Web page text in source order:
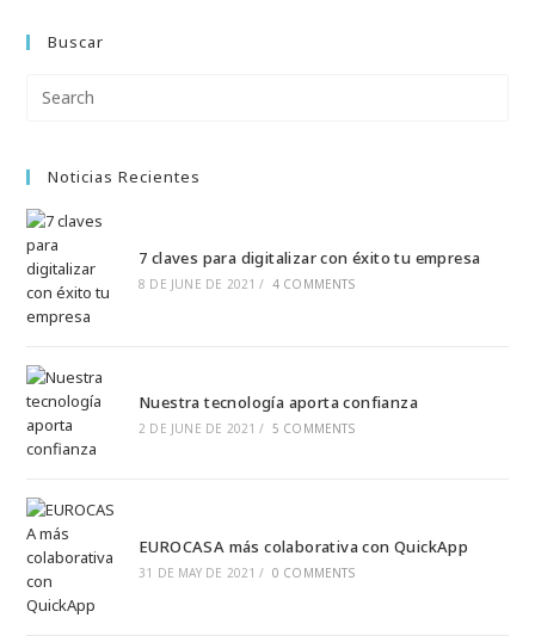
Buscar
Noticias Recientes
7 claves para digitalizar con éxito tu empresa
8 DE JUNE DE 2021 / 4 COMMENTS
Nuestra tecnología aporta confianza
2 DE JUNE DE 2021 / 5 COMMENTS
EUROCASA más colaborativa con QuickApp
31 DE MAY DE 2021 / 0 COMMENTS